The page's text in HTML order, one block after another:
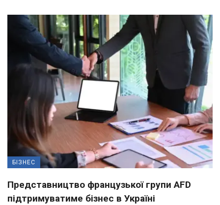
БІЗНЕС
Представництво французької групи AFD
підтримуватиме бізнес в Україні